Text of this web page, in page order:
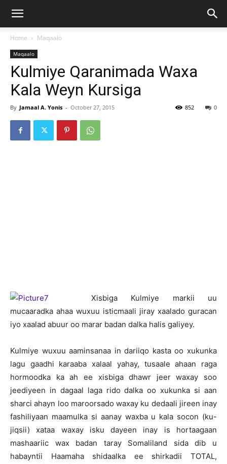
Home Maqaalo
Maqaalo
Kulmiye Qaranimada Waxa
Kala Weyn Kursiga
By Jamaal A. Yonis - October 27, 2015 0
852
Xisbiga Kulmiye markii uu
mucaaradka ahaa wuxuu isticmaali jiray xaalado guracan
iyo xaalad abuur oo marar badan dalka halis galiyey.
Kulmiye wuxuu aaminsanaa in dariiqo kasta oo xukunka
lagu gaadhi karaaba xalaal yahay, tusaale ahaan raga
hormoodka ka ah ee xisbiga dhawr jeer waxay soo
jeediyeen in dagaal laga rido dalka oo xukunka si aan
sharci ahayn loo maroorsado waxay ku dedaali jireen inay
fashiliyaan maamulka si aanay waxba u kala socon (ku-
jiqsii) xataa waxay isku dayeen inay is hortaagaan
mashaariic wax badan taray Somaliland sida dib u
habayntii Haamaha shidaalka ee shirkadii TOTAL,